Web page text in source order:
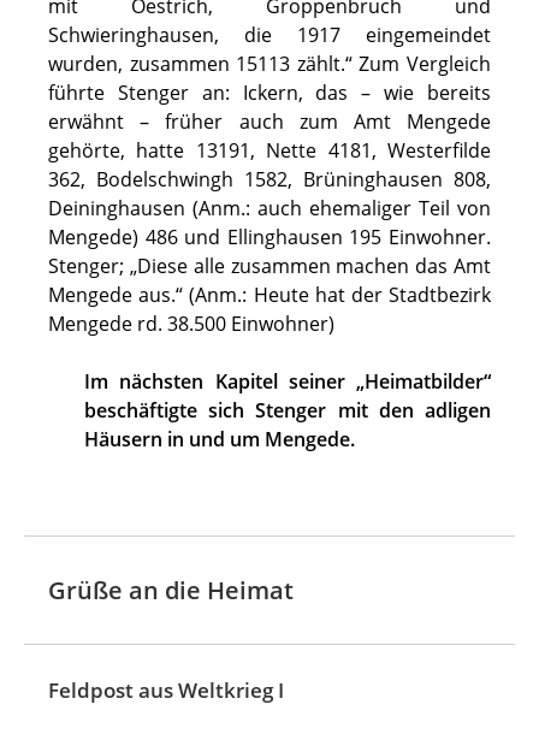
mit Oestrich, Groppenbruch und
Schwieringhausen, die 1917 eingemeindet
wurden, zusammen 15113 zählt.“ Zum Vergleich
führte Stenger an: Ickern, das – wie bereits
erwähnt – früher auch zum Amt Mengede
gehörte, hatte 13191, Nette 4181, Westerfilde
362, Bodelschwingh 1582, Brüninghausen 808,
Deininghausen (Anm.: auch ehemaliger Teil von
Mengede) 486 und Ellinghausen 195 Einwohner.
Stenger; „Diese alle zusammen machen das Amt
Mengede aus.“ (Anm.: Heute hat der Stadtbezirk
Mengede rd. 38.500 Einwohner)
Im nächsten Kapitel seiner „Heimatbilder“
beschäftigte sich Stenger mit den adligen
Häusern in und um Mengede.
Grüße an die Heimat
Feldpost aus Weltkrieg I